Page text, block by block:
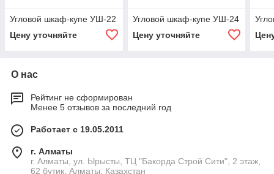
Угловой шкаф-купе УШ-22
Цену уточняйте
Угловой шкаф-купе УШ-24
Цену уточняйте
О нас
Рейтинг не сформирован
Менее 5 отзывов за последний год
Работает с 19.05.2011
г. Алматы
г. Алматы, ул. Ырысты, ТЦ "Бакорда Строй Сити", 2 этаж,
62 бутик, Алматы, Казахстан